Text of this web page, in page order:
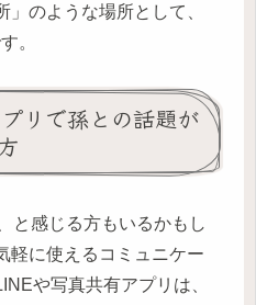
のような場所として、
。
リで孫との話題が
と感じる方もいるかもし
軽に使えるコミュニケー
や写真共有アプリは、